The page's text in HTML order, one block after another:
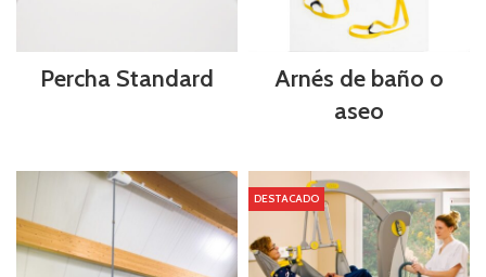
Percha Standard
Arnés de baño o
aseo
DESTACADO